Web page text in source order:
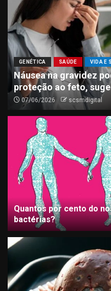
GENÉTICA SAÚDE VIDA E
Náusea na gravidez
proteção ao feto,
07/06/2026 scsmdigital
Quantos por cento do
bactérias?